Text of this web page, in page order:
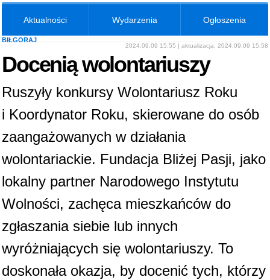
Aktualności Wydarzenia Ogłoszenia
BIŁGORAJ
2024.09.09 15:55 | aktualizacja: 2024.09.09 15:58
Docenią wolontariuszy
Ruszyły konkursy Wolontariusz Roku
i Koordynator Roku, skierowane do osób
zaangażowanych w działania
wolontariackie. Fundacja Bliżej Pasji, jako
lokalny partner Narodowego Instytutu
Wolności, zachęca mieszkańców do
zgłaszania siebie lub innych
wyróżniających się wolontariuszy. To
doskonała okazja, by docenić tych, którzy